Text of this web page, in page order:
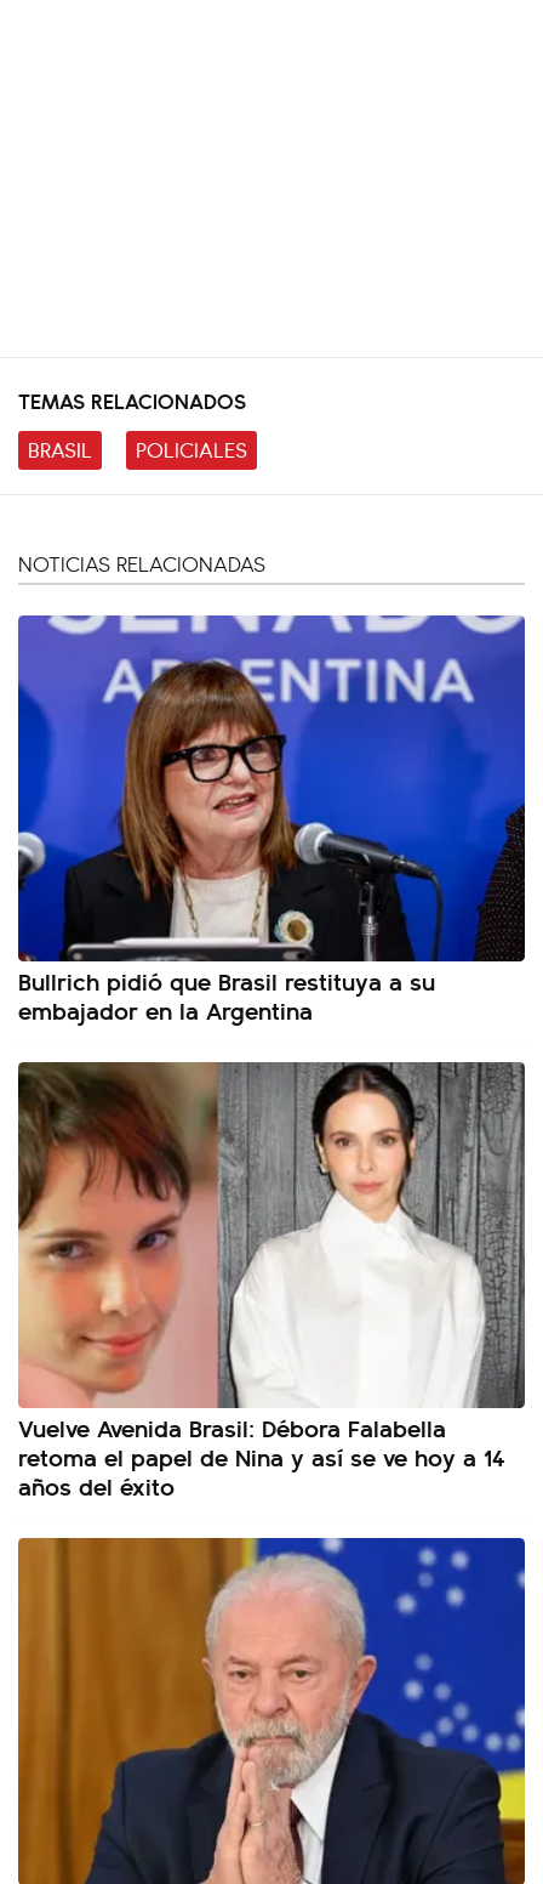
TEMAS RELACIONADOS
BRASIL
POLICIALES
NOTICIAS RELACIONADAS
Bullrich pidió que Brasil restituya a su
embajador en la Argentina
Vuelve Avenida Brasil: Débora Falabella
retoma el papel de Nina y así se ve hoy a 14
años del éxito